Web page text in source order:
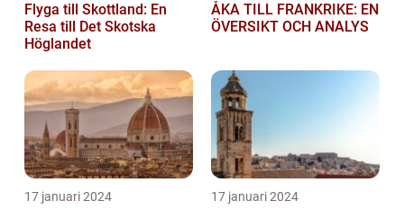
Flyga till Skottland: En
Resa till Det Skotska
Höglandet
ÅKA TILL FRANKRIKE: EN
ÖVERSIKT OCH ANALYS
17 januari 2024 17 januari 2024